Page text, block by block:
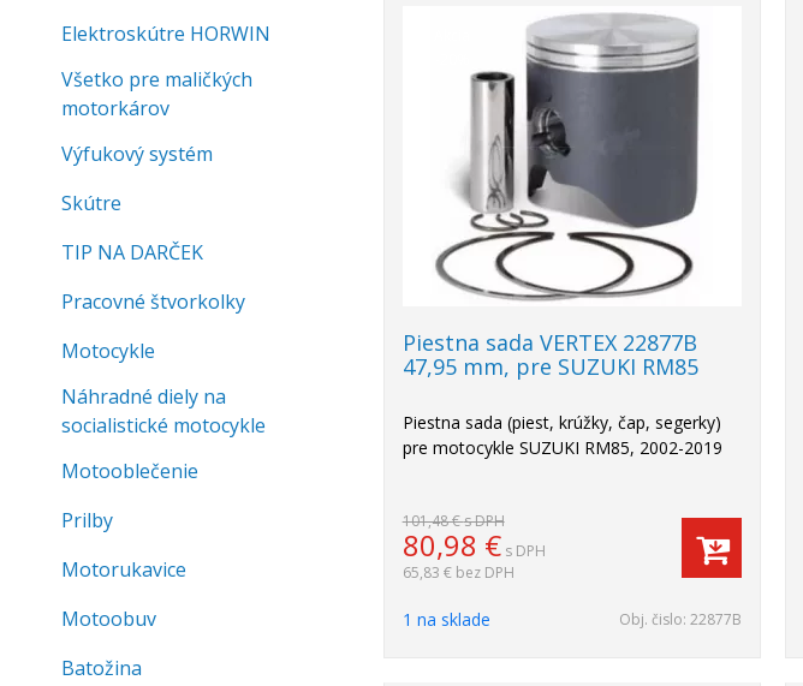
Piestna sada VERTEX 22877B
47,95 mm, pre SUZUKI RM85
Piestna sada (piest, krúžky, čap, segerky)
pre motocykle SUZUKI RM85, 2002-2019
101,48 €s DPH
80,98 € s DPH
65,83 € bez DPH
1 na sklade Obj. čislo:22877B
Elektroskútre HORWIN
Všetko pre maličkých
motorkárov
Výfukový systém
Skútre
TIP NA DARČEK
Pracovné štvorkolky
Motocykle
Náhradné diely na
socialistické motocykle
Motooblečenie
Prilby
Motorukavice
Motoobuv
Batožina